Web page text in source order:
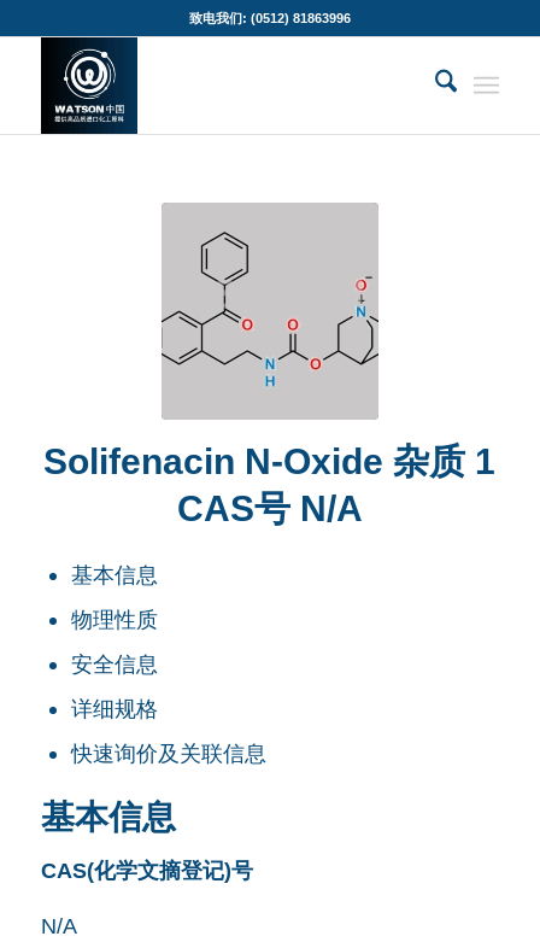
致电我们: (0512) 81863996
Solifenacin N-Oxide 杂质 1
CAS号 N/A
基本信息
物理性质
安全信息
详细规格
快速询价及关联信息
基本信息
CAS(化学文摘登记)号
N/A